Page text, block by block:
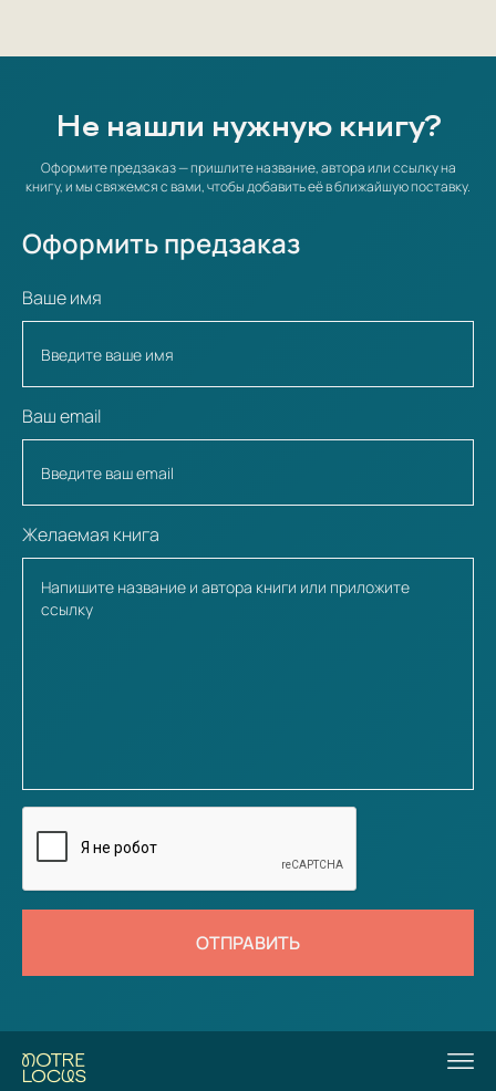
Не нашли нужную книгу?
Оформите предзаказ — пришлите название, автора или ссылку на
книгу, и мы свяжемся с вами, чтобы добавить её в ближайшую поставку.
Оформить предзаказ
Ваше имя
Ваш email
Желаемая книга
ОТПРАВИТЬ